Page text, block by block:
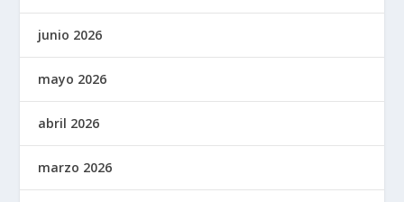
junio 2026
mayo 2026
abril 2026
marzo 2026